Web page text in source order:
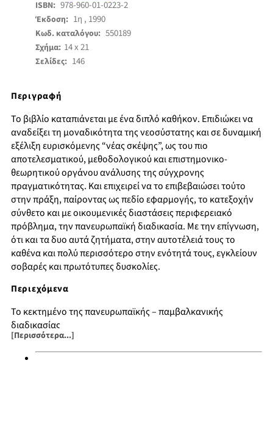
ISBN: 978-960-01-0223-2
Έκδοση: 1η , 1990
Κωδ. καταλόγου: 550189
Σχήμα: 14 x 21
Σελίδες: 146
Περιγραφή
Το βιβλίο καταπιάνεται με ένα διπλό καθήκον. Επιδιώκει να
αναδείξει τη μοναδικότητα της νεοσύστατης και σε δυναμική
εξέλιξη ευρισκόμενης “νέας σκέψης”, ως του πιο
αποτελεσματικού, μεθοδολογικού και επιστημονικο-
θεωρητικού οργάνου ανάλυσης της σύγχρονης
πραγματικότητας. Και επιχειρεί να το επιβεβαιώσει τούτο
στην πράξη, παίροντας ως πεδίο εφαρμογής, το κατεξοχήν
σύνθετο και με οικουμενικές διαστάσεις περιφερειακό
πρόβλημα, την πανευρωπαϊκή διαδικασία. Με την επίγνωση,
ότι και τα δυο αυτά ζητήματα, στην αυτοτέλειά τους το
καθένα και πολύ περισσότερο στην ενότητά τους, εγκλείουν
σοβαρές και πρωτότυπες δυσκολίες.
Περιεχόμενα
Το κεκτημένο της πανευρωπαϊκής – παμβαλκανικής
διαδικασίας
Η διαλεκτική της πανευρωπαϊκής – παμβαλκανικής
διαδικασίας σε φάση εντατικοποίησης
[Περισσότερα...]